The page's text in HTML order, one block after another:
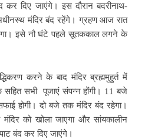
दिए जाएंगे। इस दौरान बदरीनाथ-
मंदिर बंद रहेंगे। ग्रहण आज रात
इसे नौ घंटे पहले सूतककाल लगने के
करने के बाद मंदिर ब्रह्ममुहुर्त में
सभी पूजाएं संपन्न होंगी। 11 बजे
होगी। दो बजे तक मंदिर बंद रहेगा।
मंदिर को खोला जाएगा और सांयकालीन
बंद कर दिए जाएंगे।